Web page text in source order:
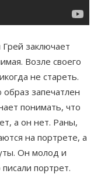
заключает
Возле своего
не стареть.
образ запечатлен
понимать, что
а он нет. Раны,
на портрете, а
Он молод и
писали портрет.